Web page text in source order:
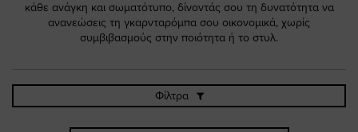
κάθε ανάγκη και σωματότυπο, δίνοντάς σου τη δυνατότητα να
ανανεώσεις τη γκαρνταρόμπα σου οικονομικά, χωρίς
συμβιβασμούς στην ποιότητα ή το στυλ.
Φίλτρα